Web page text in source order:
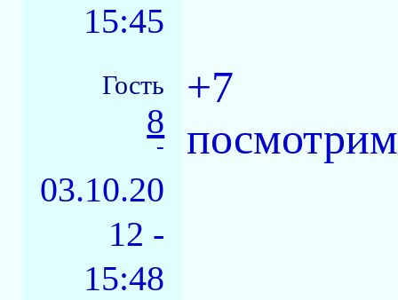
15:45
Гость
8
-
03.10.20
12 -
15:48
+7